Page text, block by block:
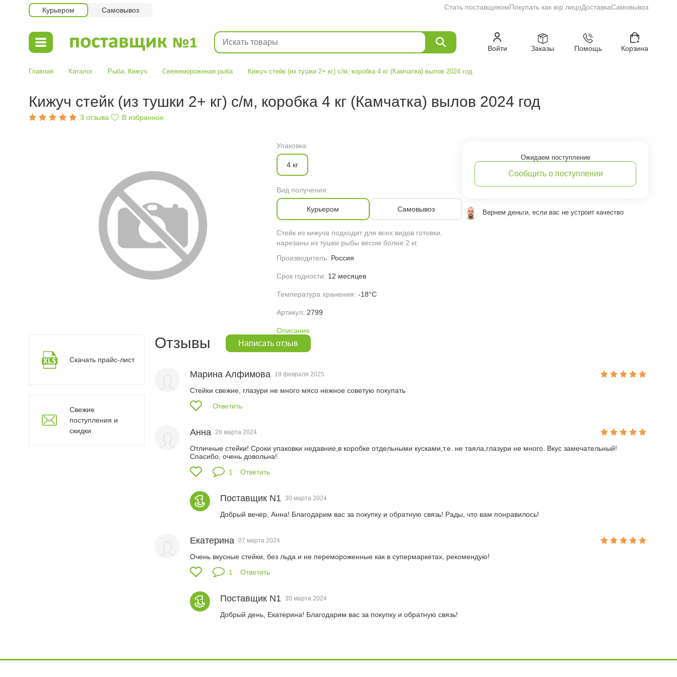
Курьером Самовывоз Стать поставщикомПокупать как юр.лицоДоставкаСамовывоз
Войти Заказы Помощь Корзина
Главная Каталог Рыба, Кижуч Свежемороженая рыба Кижуч стейк (из тушки 2+ кг) с/м, коробка 4 кг (Камчатка) вылов 2024 год
Кижуч стейк (из тушки 2+ кг) с/м, коробка 4 кг (Камчатка) вылов 2024 год
3 отзыва В избранное
Упаковка:
4 кг
Вид получения:
Курьером Самовывоз
Стейк из кижуча подходит для всех видов готовки,
нарезаны из тушки рыбы весом более 2 кг.
Производитель: Россия
Срок годности: 12 месяцев
Температура хранения: -18°С
Артикул: 2799
Описание
Ожидаем поступление
Сообщить о поступлении
Вернем деньги, если вас не устроит качество
Скачать прайс-лист
Свежие
поступления и
скидки
Отзывы Написать отзыв
Марина Алфимова 19 февраля 2025
Стейки свежие, глазури не много мясо нежное советую покупать
Ответить
Анна 28 марта 2024
Отличные стейки! Сроки упаковки недавние,в коробке отдельными кусками,т.е. не таяла,глазури не много. Вкус замечательный!
Спасибо, очень довольна!
1
Ответить
Поставщик N1 30 марта 2024
Добрый вечер, Анна! Благодарим вас за покупку и обратную связь! Рады, что вам понравилось!
Екатерина 07 марта 2024
Очень вкусные стейки, без льда и не перемороженные как в супермаркетах, рекомендую!
1
Ответить
Поставщик N1 30 марта 2024
Добрый день, Екатерина! Благодарим вас за покупку и обратную связь!